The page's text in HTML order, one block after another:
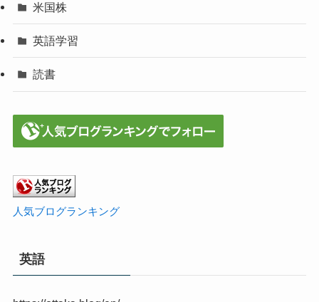
米国株
英語学習
読書
人気ブログランキング
英語